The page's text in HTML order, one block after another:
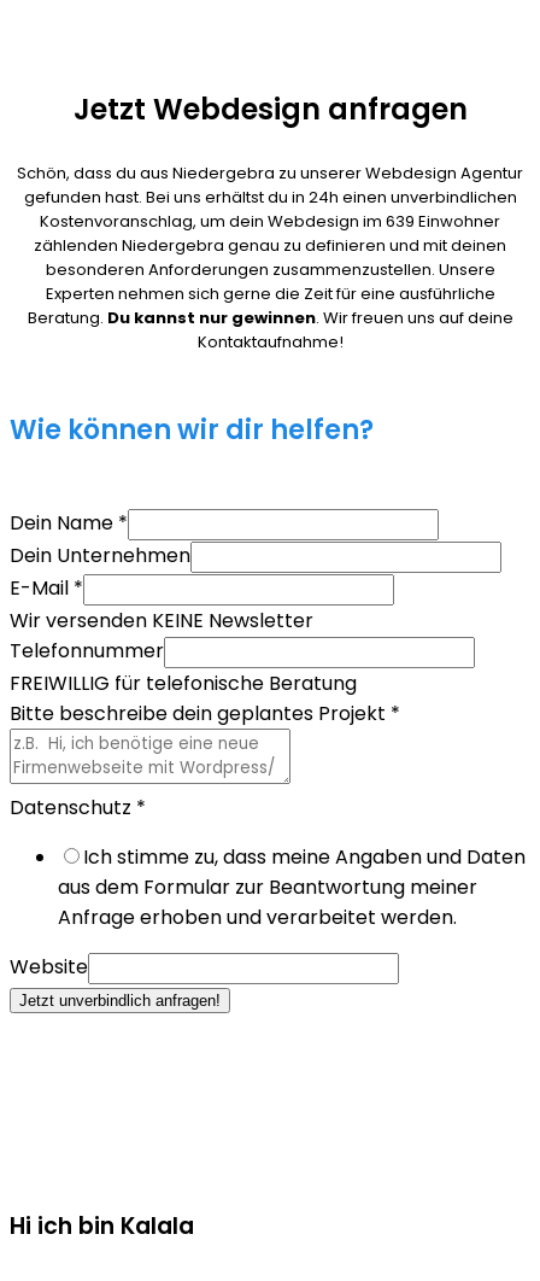
Jetzt Webdesign anfragen
Schön, dass du aus Niedergebra zu unserer Webdesign Agentur
gefunden hast. Bei uns erhältst du in 24h einen unverbindlichen
Kostenvoranschlag, um dein Webdesign im 639 Einwohner
zählenden Niedergebra genau zu definieren und mit deinen
besonderen Anforderungen zusammenzustellen. Unsere
Experten nehmen sich gerne die Zeit für eine ausführliche
Beratung. Du kannst nur gewinnen. Wir freuen uns auf deine
Kontaktaufnahme!
Wie können wir dir helfen?
Dein Name *
Dein Unternehmen
E-Mail *
Wir versenden KEINE Newsletter
Telefonnummer
FREIWILLIG für telefonische Beratung
Bitte beschreibe dein geplantes Projekt *
Datenschutz *
Ich stimme zu, dass meine Angaben und Daten
aus dem Formular zur Beantwortung meiner
Anfrage erhoben und verarbeitet werden.
Website
Jetzt unverbindlich anfragen!
Hi ich bin Kalala